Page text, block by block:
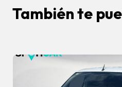
También te